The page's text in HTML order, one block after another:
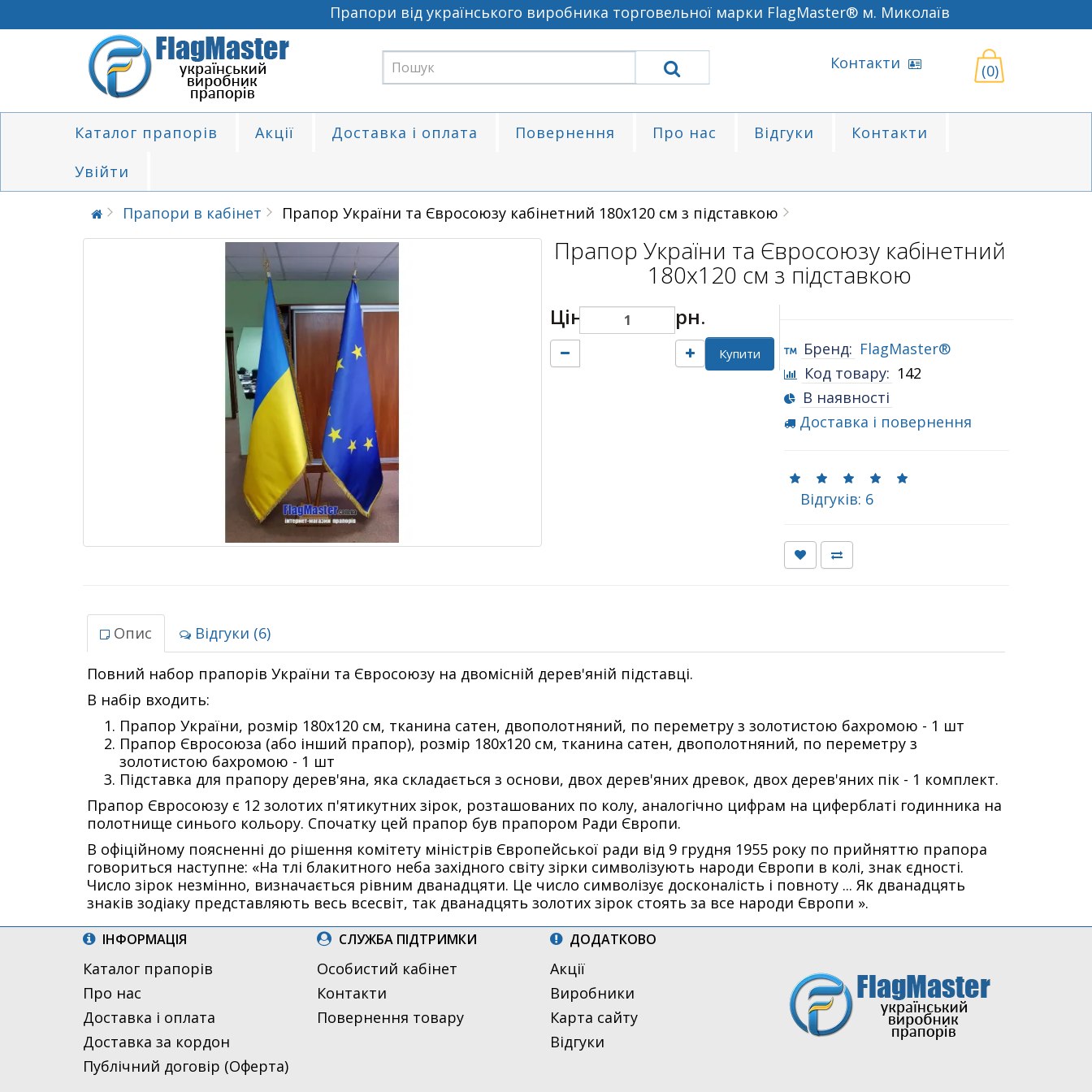
Прапори від українського виробника торговельної марки FlagMaster® м. Миколаїв
Контакти (0)
Каталог прапорів Акції Доставка і оплата Повернення Про нас Відгуки
Контакти
Увійти
Прапори в кабінет Прапор України та Євросоюзу кабінетний 180х120 см з підставкою
Прапор України та Євросоюзу кабінетний
180х120 см з підставкою
Ціна:15000 грн.
Купити Бренд: FlagMaster®
Код товару: 142
В наявності
Доставка і повернення
Відгуків: 6
Опис Відгуки (6)
Повний набор прапорів України та Євросоюзу на двомісній дерев'яній підставці.
В набір входить:
Прапор України, розмір 180х120 см, тканина сатен, двополотняний, по переметру з золотистою бахромою - 1 шт
Прапор Євросоюза (або інший прапор), розмір 180х120 см, тканина сатен, двополотняний, по переметру з
золотистою бахромою - 1 шт
Підставка для прапору дерев'яна, яка складається з основи, двох дерев'яних древок, двох дерев'яних пік - 1 комплект.
Прапор Євросоюзу є 12 золотих п'ятикутних зірок, розташованих по колу, аналогічно цифрам на циферблаті годинника на
полотнище синього кольору. Спочатку цей прапор був прапором Ради Європи.
В офіційному поясненні до рішення комітету міністрів Європейської ради від 9 грудня 1955 року по прийняттю прапора
говориться наступне: «На тлі блакитного неба західного світу зірки символізують народи Європи в колі, знак єдності.
Число зірок незмінно, визначається рівним дванадцяти. Це число символізує досконалість і повноту ... Як дванадцять
знаків зодіаку представляють весь всесвіт, так дванадцять золотих зірок стоять за все народи Європи ».
ІНФОРМАЦІЯ
Каталог прапорів
Про нас
Доставка і оплата
Доставка за кордон
Публічний договір (Оферта)
СЛУЖБА ПІДТРИМКИ
Особистий кабінет
Контакти
Повернення товару
ДОДАТКОВО
Акції
Виробники
Карта сайту
Відгуки